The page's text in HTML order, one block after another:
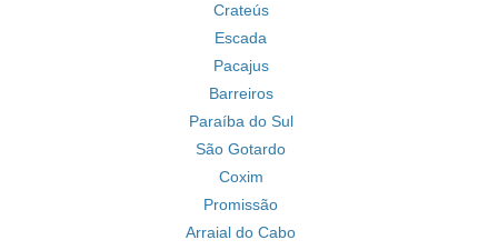
Crateús
Escada
Pacajus
Barreiros
Paraíba do Sul
São Gotardo
Coxim
Promissão
Arraial do Cabo